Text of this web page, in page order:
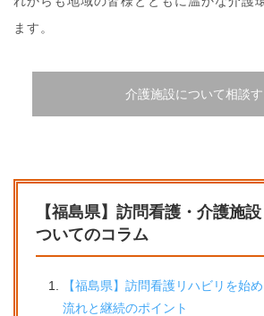
ます。
介護施設について相談す
【福島県】訪問看護・介護施
ついてのコラム
【福島県】訪問看護リハビリを始
流れと継続のポイント